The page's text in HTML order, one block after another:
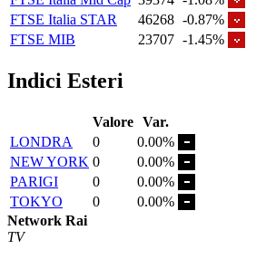
FTSE Italia STAR
46268 -0.87%
FTSE MIB
23707 -1.45%
Indici Esteri
Valore Var.
LONDRA
0
0.00%
NEW YORK 0
0.00%
PARIGI
0
0.00%
TOKYO
0
0.00%
Network Rai
TV